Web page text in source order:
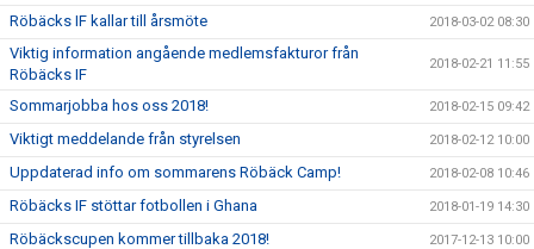
Röbäcks IF kallar till årsmöte 2018-03-02 08:30
Viktig information angående medlemsfakturor från
Röbäcks IF
2018-02-21 11:55
Sommarjobba hos oss 2018! 2018-02-15 09:42
Viktigt meddelande från styrelsen 2018-02-12 10:00
Uppdaterad info om sommarens Röbäck Camp! 2018-02-08 10:46
Röbäcks IF stöttar fotbollen i Ghana 2018-01-19 14:30
Röbäckscupen kommer tillbaka 2018! 2017-12-13 10:00